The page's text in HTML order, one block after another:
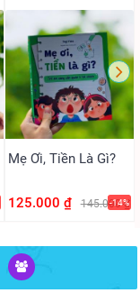
Mẹ Ơi, Tiền Là Gì?
125.000 ₫ 145.000 ₫
-14%